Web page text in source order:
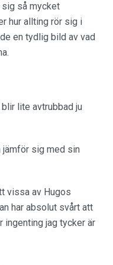
sig så mycket
hur allting rör sig i
en tydlig bild av vad
lite avtrubbad ju
jämför sig med sin
vissa av Hugos
har absolut svårt att
ingenting jag tycker är